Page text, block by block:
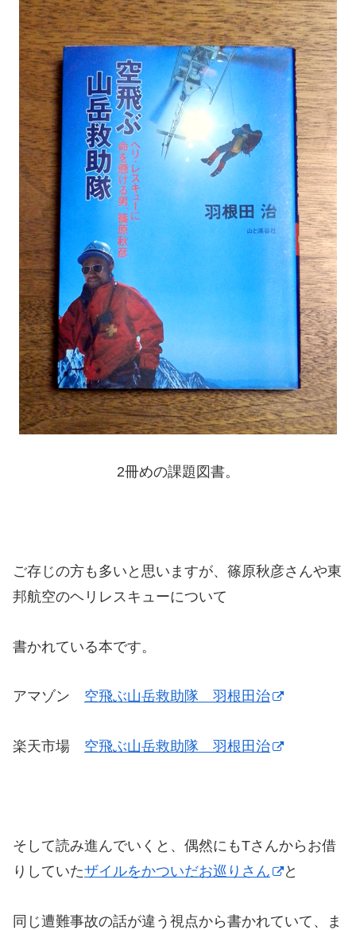
2冊めの課題図書。
ご存じの方も多いと思いますが、篠原秋彦さんや東
邦航空のヘリレスキューについて
書かれている本です。
アマゾン 空飛ぶ山岳救助隊 羽根田治
楽天市場 空飛ぶ山岳救助隊 羽根田治
そして読み進んでいくと、偶然にもTさんからお借
りしていたザイルをかついだお巡りさん と
同じ遭難事故の話が違う視点から書かれていて、ま